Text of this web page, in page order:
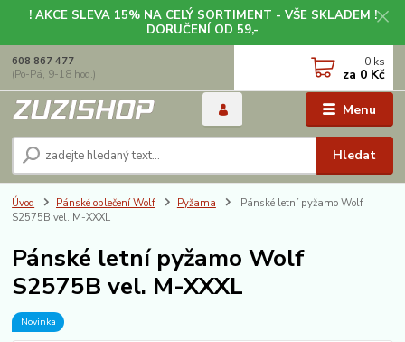
! AKCE SLEVA 15% NA CELÝ SORTIMENT - VŠE SKLADEM !
DORUČENÍ OD 59,-
Menu
Hledat
608 867 477
(Po-Pá, 9-18 hod.)
0 ks
za 0 Kč
Úvod Pánské oblečení Wolf Pyžama
Pánské letní pyžamo Wolf
S2575B vel. M-XXXL
Pánské letní pyžamo Wolf
S2575B vel. M-XXXL
Novinka